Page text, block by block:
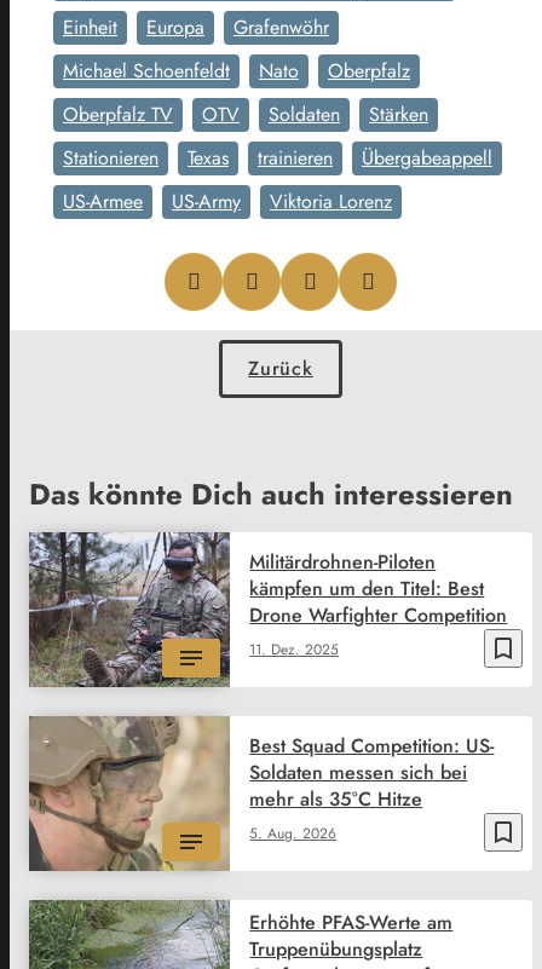
Einheit
Europa
Grafenwöhr
Michael Schoenfeldt
Nato
Oberpfalz
Oberpfalz TV
OTV Soldaten
Stärken
Stationieren
Texas trainieren
Übergabeappell
US-Armee
US-Army Viktoria Lorenz
Zurück
Das könnte Dich auch interessieren
bookmark_border
11. Dez. 2025
Militärdrohnen-Piloten
kämpfen um den Titel: Best
Drone Warfighter Competition
bookmark_border
5. Aug. 2026
Best Squad Competition: US-
Soldaten messen sich bei
mehr als 35°C Hitze
Erhöhte PFAS-Werte am
Truppenübungsplatz